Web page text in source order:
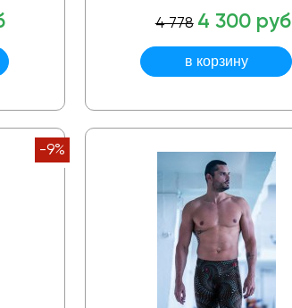
4 778 4 300 руб
-9%